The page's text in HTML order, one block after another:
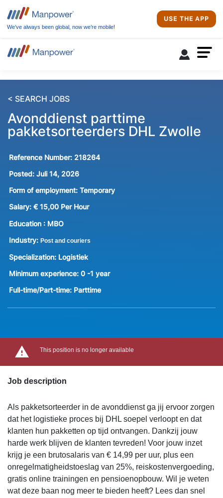
We’ve always been global, now we’re mobile!
USE THE APP
< SEARCH JOBS
Avonddienst parttime
pakketsorteerders DHL Zwolle
Reference Number: 218264
Posted: Juli 14, 2026
Form of employment: Temporary
Salary: € 15,00 Per Hour
Education : MBO
Industry: Post and couriers
Specialization: Logistiek
Minimum experience: 0 -1 year
Full-time/Part-time: Parttime
This position is no longer available
Job description
Als pakketsorteerder in de avonddienst ga jij ervoor zorgen
dat het logistieke proces bij DHL soepel verloopt en dat
klanten hun pakketten op tijd ontvangen. Dankzij jouw
harde werk blijven de klanten tevreden! Voor jouw inzet
krijg je een brutosalaris van € 14,99 per uur, plus een
onregelmatigheidstoeslag van 25%, reiskostenvergoeding,
gratis online trainingen en pensioenopbouw. Wil je weten
wat deze baan nog meer te bieden heeft? Lees dan snel